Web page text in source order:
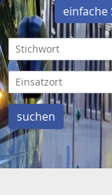
einfache